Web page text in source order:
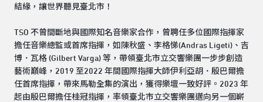
結緣，讓世界聽見臺北市！
TSO 不曾間斷地與國際知名音樂家合作，曾聘任多位國際指揮家
擔任音樂總監或首席指揮，如陳秋盛、李格悌(Andras Ligeti)、吉
博．瓦格 (Gilbert Varga) 等，帶領臺北市立交響樂團一步步創造
藝術巔峰，2019 至2022 年間國際指揮大師伊利亞胡．殷巴爾擔
任首席指揮，帶來馬勒全集的演出，獲得樂壇一致好評。2023 年
起由殷巴爾擔任桂冠指揮，率領臺北市立交響樂團邁向另一個嶄